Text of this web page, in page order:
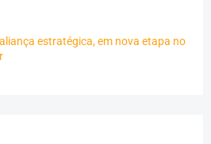
estratégica, em nova etapa no